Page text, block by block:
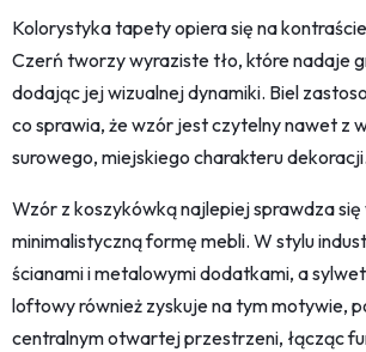
Kolorystyka tapety opiera się na
Czerń tworzy wyraziste tło, które nadaje
dodając jej wizualnej dynamiki. Biel
co sprawia, że wzór jest czytelny nawet z
surowego, miejskiego charakteru dekoracji.
Wzór z koszykówką najlepiej sprawdza
minimalistyczną formę mebli. W stylu
ścianami i metalowymi dodatkami, a
loftowy również zyskuje na tym motywie,
centralnym otwartej przestrzeni, łącząc